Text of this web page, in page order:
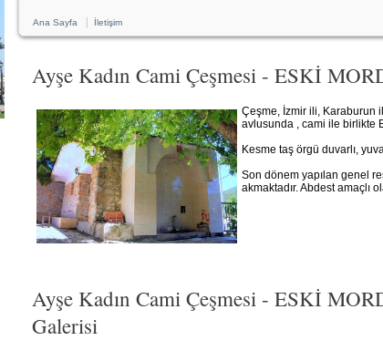
Ana Sayfa İletişim
Ayşe Kadın Cami Çeşmesi - ESKİ
Çeşme, İzmir ili, Karaburun
avlusunda , cami ile birlikte
Kesme taş örgü duvarlı,
Son dönem yapılan genel
akmaktadır. Abdest amaçlı
Ayşe Kadın Cami Çeşmesi - ESKİ
Galerisi